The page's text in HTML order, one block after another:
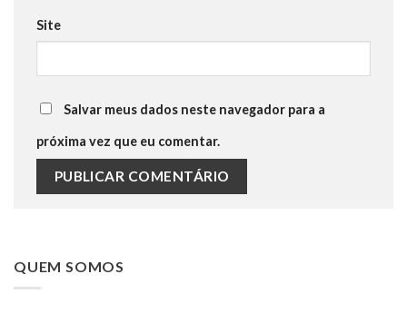
Site
Salvar meus dados neste navegador para a
próxima vez que eu comentar.
QUEM SOMOS